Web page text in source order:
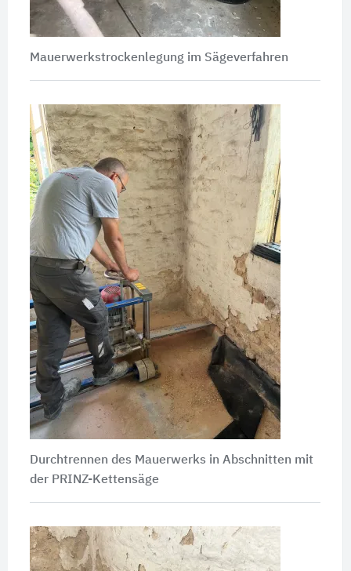
Mauerwerkstrockenlegung im Sägeverfahren
Durchtrennen des Mauerwerks in Abschnitten mit
der PRINZ-Kettensäge